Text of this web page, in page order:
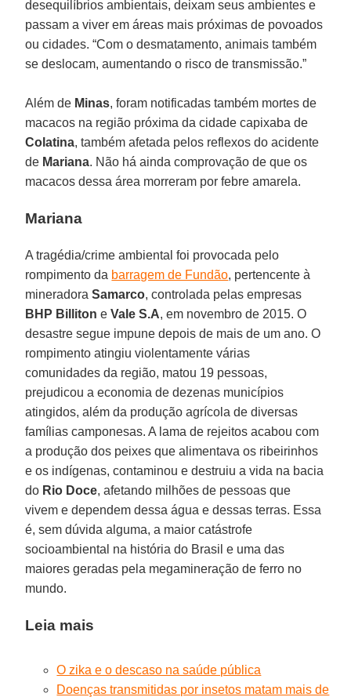
desequilíbrios ambientais, deixam seus ambientes e
passam a viver em áreas mais próximas de povoados
ou cidades. “Com o desmatamento, animais também
se deslocam, aumentando o risco de transmissão.”
Além de Minas, foram notificadas também mortes de
macacos na região próxima da cidade capixaba de
Colatina, também afetada pelos reflexos do acidente
de Mariana. Não há ainda comprovação de que os
macacos dessa área morreram por febre amarela.
Mariana
A tragédia/crime ambiental foi provocada pelo
rompimento da barragem de Fundão, pertencente à
mineradoraSamarco, controlada pelas empresas
BHP Billiton eVale S.A, em novembro de 2015. O
desastre segue impune depois de mais de um ano. O
rompimento atingiu violentamente várias
comunidades da região, matou 19 pessoas,
prejudicou a economia de dezenas municípios
atingidos, além da produção agrícola de diversas
famílias camponesas. A lama de rejeitos acabou com
a produção dos peixes que alimentava os ribeirinhos
e os indígenas, contaminou e destruiu a vida na bacia
do Rio Doce, afetando milhões de pessoas que
vivem e dependem dessa água e dessas terras. Essa
é, sem dúvida alguma, a maior catástrofe
socioambiental na história do Brasil e uma das
maiores geradas pela megamineração de ferro no
mundo.
Leia mais
O zika e o descaso na saúde pública
Doenças transmitidas por insetos matam mais de